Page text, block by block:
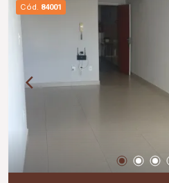
Cód. 84001